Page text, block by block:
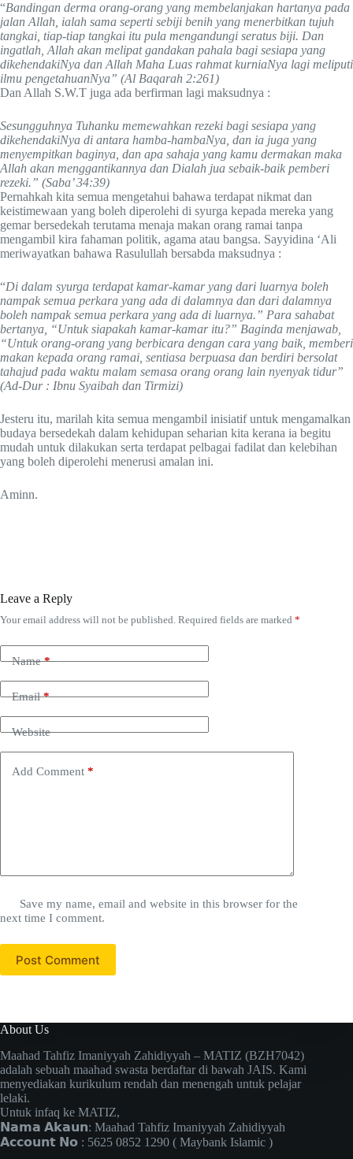
“Bandingan derma orang-orang yang membelanjakan hartanya pada
jalan Allah, ialah sama seperti sebiji benih yang menerbitkan tujuh
tangkai, tiap-tiap tangkai itu pula mengandungi seratus biji. Dan
ingatlah, Allah akan melipat gandakan pahala bagi sesiapa yang
dikehendakiNya dan Allah Maha Luas rahmat kurniaNya lagi meliputi
ilmu pengetahuanNya” (Al Baqarah 2:261)
Dan Allah S.W.T juga ada berfirman lagi maksudnya :
Sesungguhnya Tuhanku memewahkan rezeki bagi sesiapa yang
dikehendakiNya di antara hamba-hambaNya, dan ia juga yang
menyempitkan baginya, dan apa sahaja yang kamu dermakan maka
Allah akan menggantikannya dan Dialah jua sebaik-baik pemberi
rezeki.” (Saba’ 34:39)
Pernahkah kita semua mengetahui bahawa terdapat nikmat dan
keistimewaan yang boleh diperolehi di syurga kepada mereka yang
gemar bersedekah terutama menaja makan orang ramai tanpa
mengambil kira fahaman politik, agama atau bangsa. Sayyidina ‘Ali
meriwayatkan bahawa Rasulullah bersabda maksudnya :
“Di dalam syurga terdapat kamar-kamar yang dari luarnya boleh
nampak semua perkara yang ada di dalamnya dan dari dalamnya
boleh nampak semua perkara yang ada di luarnya.” Para sahabat
bertanya, “Untuk siapakah kamar-kamar itu?” Baginda menjawab,
“Untuk orang-orang yang berbicara dengan cara yang baik, memberi
makan kepada orang ramai, sentiasa berpuasa dan berdiri bersolat
tahajud pada waktu malam semasa orang orang lain nyenyak tidur”
(Ad-Dur : Ibnu Syaibah dan Tirmizi)
Jesteru itu, marilah kita semua mengambil inisiatif untuk mengamalkan
budaya bersedekah dalam kehidupan seharian kita kerana ia begitu
mudah untuk dilakukan serta terdapat pelbagai fadilat dan kelebihan
yang boleh diperolehi menerusi amalan ini.
Aminn.
Leave a Reply
Your email address will not be published. Required fields are marked *
Name*
Email*
Website
Add Comment *
Save my name, email and website in this browser for the
next time I comment.
Post Comment
About Us
Maahad Tahfiz Imaniyyah Zahidiyyah – MATIZ (BZH7042)
adalah sebuah maahad swasta berdaftar di bawah JAIS. Kami
menyediakan kurikulum rendah dan menengah untuk pelajar
lelaki.
Untuk infaq ke MATIZ,
𝗡𝗮𝗺𝗮 𝗔𝗸𝗮𝘂𝗻: Maahad Tahfiz Imaniyyah Zahidiyyah
𝗔𝗰𝗰𝗼𝘂𝗻𝘁 𝗡𝗼 : 5625 0852 1290 ( Maybank Islamic )